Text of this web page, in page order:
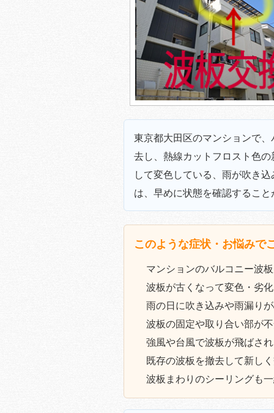
東京都大田区のマンションで
去し、熱線カットフロスト色
して変色している、雨が吹き
は、早めに状態を確認するこ
このような症状・お悩みで
マンションのバルコニー波
波板が古くなって変色・劣
雨の日に吹き込みや雨漏り
波板の固定や取り合い部が
強風や台風で波板が飛ばさ
既存の波板を撤去して新し
波板まわりのシーリングも